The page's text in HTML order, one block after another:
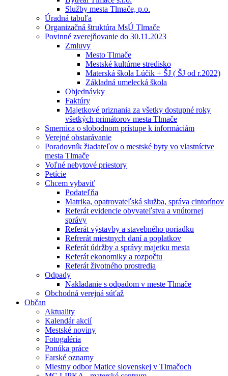
Služby mesta Tlmače, p.o.
Úradná tabuľa
Organizačná štruktúra MsÚ Tlmače
Povinné zverejňovanie do 30.11.2023
Zmluvy
Mesto Tlmače
Mestské kultúrne stredisko
Materská škola Lúčik + ŠJ ( ŠJ od r.2022)
Základná umelecká škola
Objednávky
Faktúry
Majetkové priznania za všetky dostupné roky
všetkých primátorov mesta Tlmače
Smernica o slobodnom prístupe k informáciám
Verejné obstarávanie
Poradovník žiadateľov o mestské byty vo vlastníctve
mesta Tlmače
Voľné nebytové priestory
Petície
Chcem vybaviť
Podateľňa
Matrika, opatrovateľská služba, správa cintorínov
Referát evidencie obyvateľstva a vnútornej
správy
Referát výstavby a stavebného poriadku
Refrerát miestnych daní a poplatkov
Referát údržby a správy majetku mesta
Referát ekonomiky a rozpočtu
Referát životného prostredia
Odpady
Nakladanie s odpadom v meste Tlmače
Obchodná verejná súťaž
Občan
Aktuality
Kalendár akcií
Mestské noviny
Fotogaléria
Ponúka práce
Farské oznamy
Miestny odbor Matice slovenskej v Tlmačoch